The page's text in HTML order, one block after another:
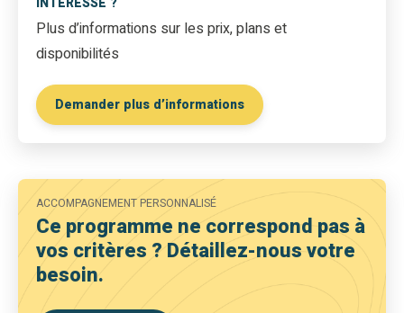
Plus d’informations sur les prix, plans et
disponibilités
Demander plus d’informations
ACCOMPAGNEMENT PERSONNALISÉ
Ce programme ne correspond pas à
vos critères ? Détaillez-nous votre
besoin.